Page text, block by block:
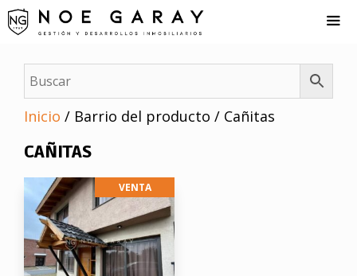
Saltar
al
Inicio / Barrio del producto / Cañitas
CAÑITAS
VENTA